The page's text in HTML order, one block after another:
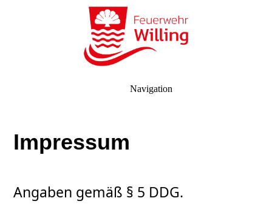
Navigation
Impressum
Angaben gemäß § 5 DDG.